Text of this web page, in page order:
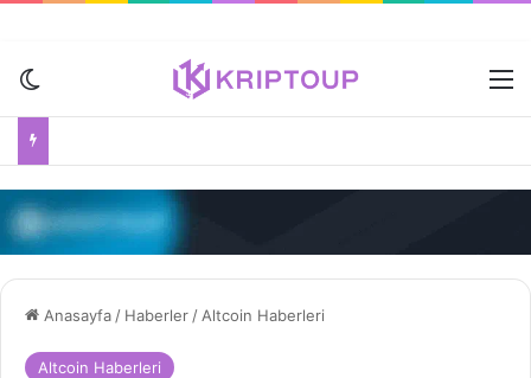
Dış görünümü değiştir
Anasayfa / Haberler / Altcoin Haberleri
Altcoin Haberleri